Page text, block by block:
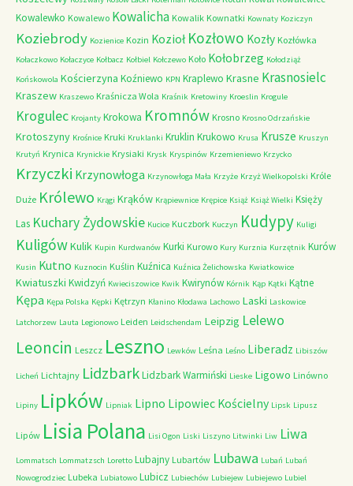
Kowalewko Kowalewo Kowalicha Kowalik Kownatki Kownaty Koziczyn
Koziebrody Kozienice Kozin Kozioł Kozłowo Kozły Kozłówka
Kołaczkowo Kołaczyce Kołbacz Kołbiel Kołczewo Koło Kołobrzeg Kołodziąż
Końskowola Kościerzyna Koźniewo KPN Kraplewo Krasne Krasnosielc
Kraszew Kraszewo Kraśnicza Wola Kraśnik Kretowiny Kroeslin Krogule
Krogulec Krojanty Krokowa Kromnów Krosno Krosno Odrzańskie
Krotoszyny Krośnice Kruki Kruklanki Kruklin Krukowo Krusa Krusze Kruszyn
Krutyń Krynica Krynickie Krysiaki Krysk Kryspinów Krzemieniewo Krzycko
Krzyczki Krzynowłoga Krzynowłoga Mała Krzyże Krzyż Wielkopolski Króle
Duże Królewo Krągi Krąków Krąpiewnice Krępice Książ Książ Wielki Księży
Las Kuchary Żydowskie Kucice Kuczbork Kuczyn Kudypy Kuligi
KuligówKulik Kupin Kurdwanów Kurki Kurowo Kury Kurznia Kurzętnik Kurów
Kusin Kutno Kuznocin Kuślin Kuźnica Kuźnica Żelichowska Kwiatkowice
Kwiatuszki Kwidzyń Kwieciszowice Kwik Kwirynów Kórnik Kąp Kątki Kątne
Kępa Kępa Polska Kępki Kętrzyn Kłanino Kłodawa Lachowo Laski Laskowice
Latchorzew Lauta Legionowo Leiden Leidschendam Leipzig Lelewo
Leoncin Leszcz Leszno Lewków Leśna Leśno Liberadz Libiszów
Licheń Lichtajny LidzbarkLidzbark Warmiński Lieske Ligowo Linówno
Lipiny Lipków Lipniak Lipno Lipowiec Kościelny Lipsk Lipusz
Lipów Lisia Polana Lisi Ogon Liski Liszyno Litwinki Liw Liwa
Lommatsch Lommatzsch Loretto Lubajny Lubartów Lubawa Lubań Lubań
Nowogrodziec Lubeka Lubiatowo Lubicz Lubiechów Lubiejew Lubiejewo Lubiel